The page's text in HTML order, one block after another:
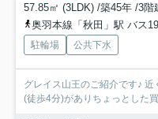
57.85㎡ (3LDK) /築45年 /3階
奥羽本線「秋田」駅 バス19
駐輪場 公共下水
グレイス山王のご紹介です♪
(徒歩4分)がありちょっとした